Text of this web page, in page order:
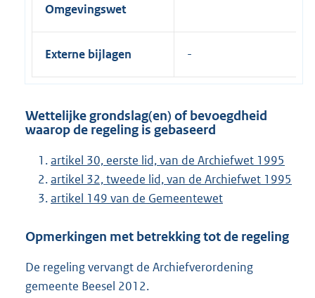
Omgevingswet
Externe bijlagen
Wettelijke grondslag(en) of bevoegdheid
waarop de regeling is gebaseerd
artikel 30, eerste lid, van de Archiefwet 1995
artikel 32, tweede lid, van de Archiefwet 1995
artikel 149 van de Gemeentewet
Opmerkingen met betrekking tot de regeling
De regeling vervangt de Archiefverordening
gemeente Beesel 2012.